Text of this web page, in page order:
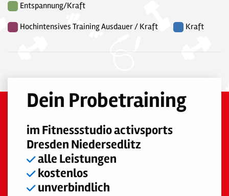
Entspannung/Kraft
Hochintensives Training Ausdauer / Kraft Kraft
Dein Probetraining
im Fitnessstudio activsports
Dresden Niedersedlitz
alle Leistungen
kostenlos
unverbindlich